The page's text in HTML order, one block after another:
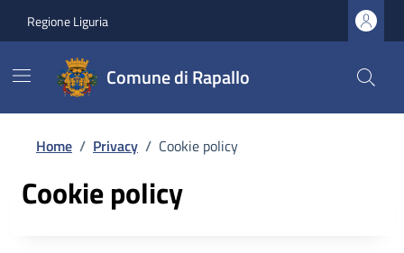
Regione Liguria
Comune di Rapallo
Home / Privacy / Cookie policy
Cookie policy